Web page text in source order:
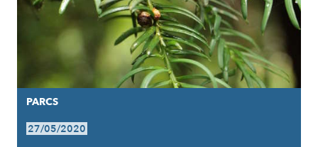
PARCS
27/05/2020